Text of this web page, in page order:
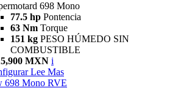
698 Mono
77.5 hp Pontencia
63 Nm Torque
151 kg PESO HÚMEDO SIN
COMBUSTIBLE
MXN i
Lee Mas
698 Mono RVE